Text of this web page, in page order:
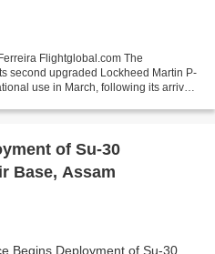
Flightglobal.com The
second upgraded Lockheed Martin P-
use in March, following its arrival
of Su-30
Base, Assam